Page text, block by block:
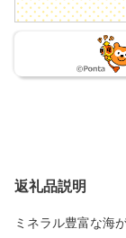
返礼品説明
ミネラル豊富な海